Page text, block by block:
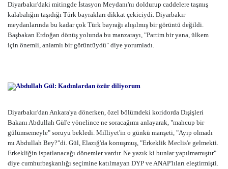
Diyarbakır'daki mitingde İstasyon Meydanı'nı doldurup caddelere taşmış
kalabalığın taşıdığı Türk bayrakları dikkat çekiciydi. Diyarbakır
meydanlarında bu kadar çok Türk bayrağı alışılmış bir görüntü değildi.
Başbakan Erdoğan dönüş yolunda bu manzarayı, "Partim bir yana, ülkem
için önemli, anlamlı bir görüntüydü" diye yorumladı.
Abdullah Gül: Kadınlardan özür diliyorum
Diyarbakır'dan Ankara'ya dönerken, özel bölümdeki koridorda Dışişleri
Bakanı Abdullah Gül'e yönelince ne soracağımı anlayarak, "mahcup bir
gülümsemeyle" soruyu bekledi. Milliyet'in o günkü manşeti, "Ayıp olmadı
mı Abdullah Bey?"di. Gül, Elazığ'da konuşmuş, "Erkeklik Meclis'e gelmekti.
Erkekliğin ispatlanacağı dönemler vardır. Ne yazık ki bunlar yapılmamıştır"
diye cumhurbaşkanlığı seçimine katılmayan DYP ve ANAP'lıları eleştirmişti.